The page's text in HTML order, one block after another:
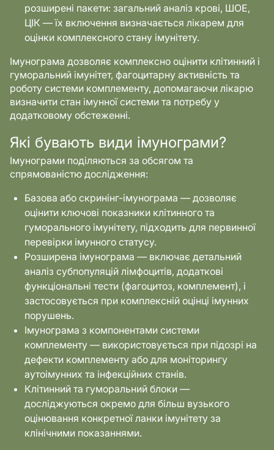
розширені пакети: загальний аналіз крові, ШОЕ,
ЦІК — їх включення визначається лікарем для
оцінки комплексного стану імунітету.
Імунограма дозволяє комплексно оцінити клітинний і
гуморальний імунітет, фагоцитарну активність та
роботу системи комплементу, допомагаючи лікарю
визначити стан імунної системи та потребу у
додатковому обстеженні.
Які бувають види імунограми?
Імунограми поділяються за обсягом та
спрямованістю дослідження:
Базова або скринінг-імунограма — дозволяє
оцінити ключові показники клітинного та
гуморального імунітету, підходить для первинної
перевірки імунного статусу.
Розширена імунограма — включає детальний
аналіз субпопуляцій лімфоцитів, додаткові
функціональні тести (фагоцитоз, комплемент), і
застосовується при комплексній оцінці імунних
порушень.
Імунограма з компонентами системи
комплементу — використовується при підозрі на
дефекти комплементу або для моніторингу
аутоімунних та інфекційних станів.
Клітинний та гуморальний блоки —
досліджуються окремо для більш вузького
оцінювання конкретної ланки імунітету за
клінічними показаннями.